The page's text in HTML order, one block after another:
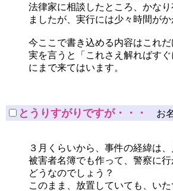
法律家に相談したところ、かな
ましたが、実行には少々時間がか
今ここで書き込める内容はこれだ
実を言うと「これさえ解ればす
にまで来てはいます。
とうりすがりですが・・・ お名
３月くらいから、事件の経緯は
被害者名簿でも作って、警察に
どうなのでしょう？
このまま、放置していても、い